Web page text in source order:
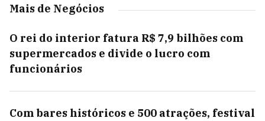
Mais de Negócios
O rei do interior fatura R$ 7,9 bilhões com
supermercados e divide o lucro com
funcionários
Com bares históricos e 500 atrações, festival